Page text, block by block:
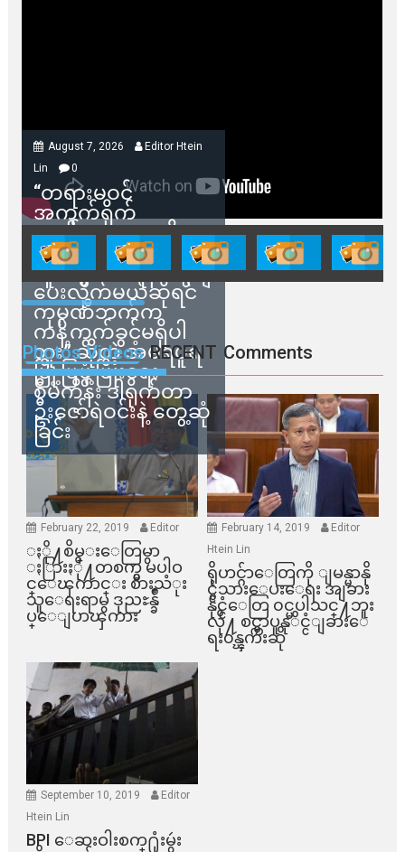
August 7, 2026
Editor Htein
Lin
0
“တရားမဝင်
အကွက်ရိုက်
ရောင်းချမှုတွေကို
သက်ဆိုင်ရာတာဝန်ရှိ
သူတွေက ဂရန်တွေချ
ပေးလိုက်မယ်ဆိုရင်
ကုမ္ပဏီဘက်က
ကန့်ကွက်ခွင့်မရှိပါ
ဘူး” ဆိုတဲ့ အမရပူရ
မြို့ပြဖွံ့ဖြိုးရေး
စီမံကိန်း ဒါရိုက်တာ
ဦးဇော်ရဲဝင်းနဲ့ တွေ့ဆုံ
ခြင်း
Photos Videos RECENT Comments
February 22, 2019 Editor
ႏို႔စိမ္းေတြမွာ
ႏြားႏို႔တစက္မွ မပါဝ
င္ေၾကာင္း စားသံုး
သူေရးရာမွ ဒုညႊန္ခ်ဳ
ပ္ေျပာၾကား
February 14, 2019
Editor
Htein Lin
ရိုဟင္ဂ်ာေတြကို ျမန္မာနို
င္ငံသားေပးေရး အျခား
နိုင္ငံေတြ ၀င္မပါသင္႔ဘူး
လို႔ စင္ကာပူနုိင္ငံျခားေ
ရး၀န္ၾကီးဆို
September 10, 2019
Editor
Htein Lin
BPI ​ေဆးဝါးစက္​႐ုံးမွဴး